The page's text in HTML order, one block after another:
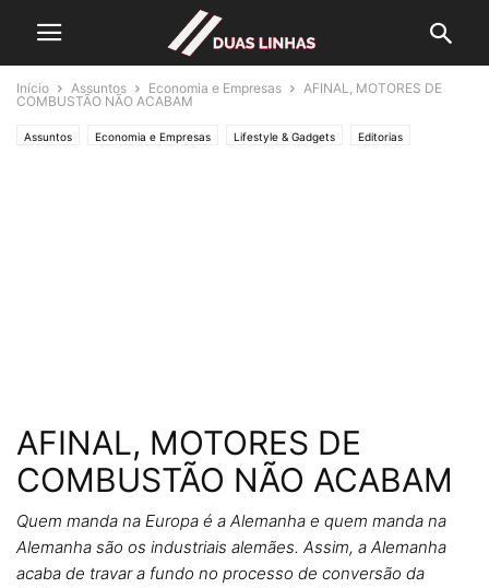
Início Assuntos Economia e Empresas
AFINAL, MOTORES DE
COMBUSTÃO NÃO ACABAM
Assuntos Economia e Empresas Lifestyle & Gadgets Editorias
AFINAL, MOTORES DE
COMBUSTÃO NÃO ACABAM
Quem manda na Europa é a Alemanha e quem manda na
Alemanha são os industriais alemães. Assim, a Alemanha
acaba de travar a fundo no processo de conversão da